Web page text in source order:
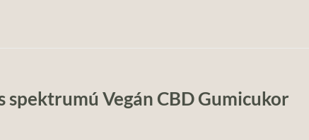
Vegán CBD Gumicukor